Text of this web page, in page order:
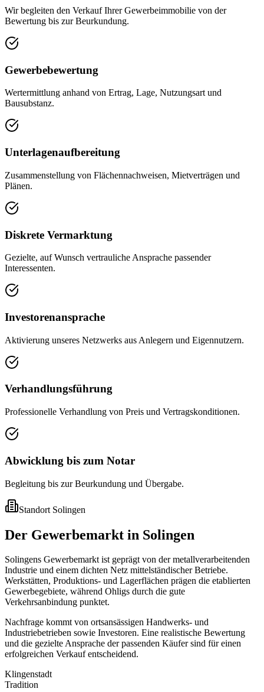
Wir begleiten den Verkauf Ihrer Gewerbeimmobilie von der
Bewertung bis zur Beurkundung.
Gewerbebewertung
Wertermittlung anhand von Ertrag, Lage, Nutzungsart und
Bausubstanz.
Unterlagenaufbereitung
Zusammenstellung von Flächennachweisen, Mietverträgen und
Plänen.
Diskrete Vermarktung
Gezielte, auf Wunsch vertrauliche Ansprache passender
Interessenten.
Investorenansprache
Aktivierung unseres Netzwerks aus Anlegern und Eigennutzern.
Verhandlungsführung
Professionelle Verhandlung von Preis und Vertragskonditionen.
Abwicklung bis zum Notar
Begleitung bis zur Beurkundung und Übergabe.
Standort Solingen
Der Gewerbemarkt in Solingen
Solingens Gewerbemarkt ist geprägt von der metallverarbeitenden
Industrie und einem dichten Netz mittelständischer Betriebe.
Werkstätten, Produktions- und Lagerflächen prägen die etablierten
Gewerbegebiete, während Ohligs durch die gute
Verkehrsanbindung punktet.
Nachfrage kommt von ortsansässigen Handwerks- und
Industriebetrieben sowie Investoren. Eine realistische Bewertung
und die gezielte Ansprache der passenden Käufer sind für einen
erfolgreichen Verkauf entscheidend.
Klingenstadt
Tradition